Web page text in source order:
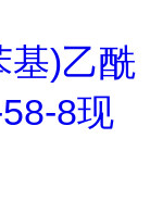
基)乙酰
8现